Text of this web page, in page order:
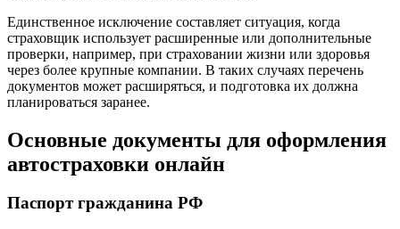
Единственное исключение составляет ситуация, когда
страховщик использует расширенные или дополнительные
проверки, например, при страховании жизни или здоровья
через более крупные компании. В таких случаях перечень
документов может расширяться, и подготовка их должна
планироваться заранее.
Основные документы для оформления
автостраховки онлайн
Паспорт гражданина РФ